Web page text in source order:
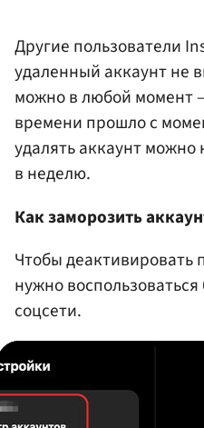
Другие пользователи
удаленный аккаунт не
можно в любой момент
времени прошло с
удалять аккаунт можно
в неделю.
Как заморозить
Чтобы
нужно
соцсети.